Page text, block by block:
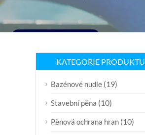
KATEGORIE PRODUKTU
Bazénové nudle (19)
Stavební pěna (10)
Pěnová ochrana hran (10)